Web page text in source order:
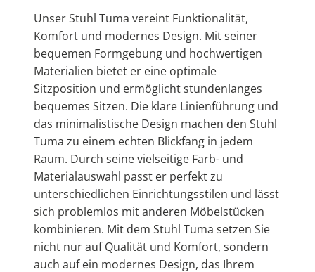
Unser Stuhl Tuma vereint Funktionalität,
Komfort und modernes Design. Mit seiner
bequemen Formgebung und hochwertigen
Materialien bietet er eine optimale
Sitzposition und ermöglicht stundenlanges
bequemes Sitzen. Die klare Linienführung und
das minimalistische Design machen den Stuhl
Tuma zu einem echten Blickfang in jedem
Raum. Durch seine vielseitige Farb- und
Materialauswahl passt er perfekt zu
unterschiedlichen Einrichtungsstilen und lässt
sich problemlos mit anderen Möbelstücken
kombinieren. Mit dem Stuhl Tuma setzen Sie
nicht nur auf Qualität und Komfort, sondern
auch auf ein modernes Design, das Ihrem